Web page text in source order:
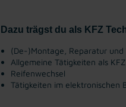
Dazu trägst du als KFZ
(De-)Montage, Reparatur
Allgemeine Tätigkeiten als
Reifenwechsel
Tätigkeiten im elektronischen